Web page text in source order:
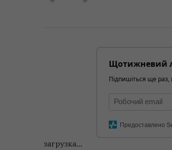
Щотижневий
Підпишіться ще
Предоставлено
загрузка...